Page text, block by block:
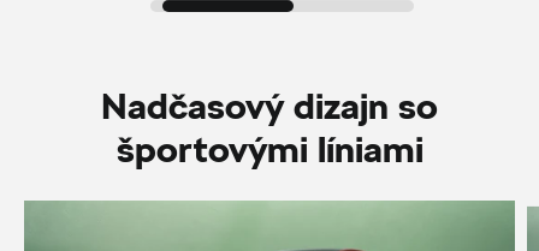
Nadčasový dizajn so
športovými líniami